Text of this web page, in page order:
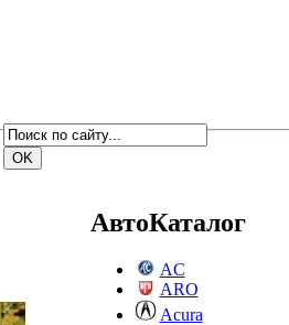
АвтоКаталог
AC
ARO
Acura